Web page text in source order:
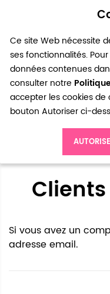
Ce site Web nécessite
ses fonctionnalités.
données contenues
consulter notre
accepter les cookies de
bouton Autoriser ci-
Si vous avez un
adresse email.